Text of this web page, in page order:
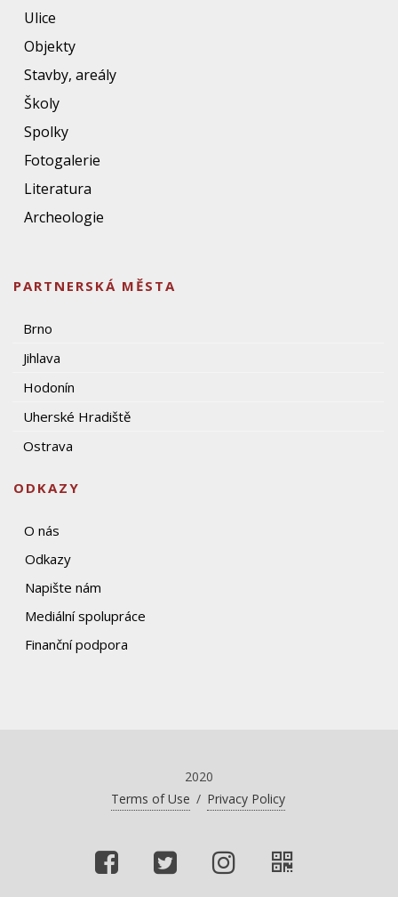
Ulice
Objekty
Stavby, areály
Školy
Spolky
Fotogalerie
Literatura
Archeologie
PARTNERSKÁ MĚSTA
Brno
Jihlava
Hodonín
Uherské Hradiště
Ostrava
ODKAZY
O nás
Odkazy
Napište nám
Mediální spolupráce
Finanční podpora
2020
Terms of Use / Privacy Policy